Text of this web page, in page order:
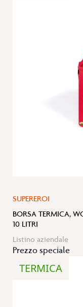
SUPEREROI
BORSA TERMICA,
10 LITRI
Listino aziendale
Prezzo speciale
TERMICA